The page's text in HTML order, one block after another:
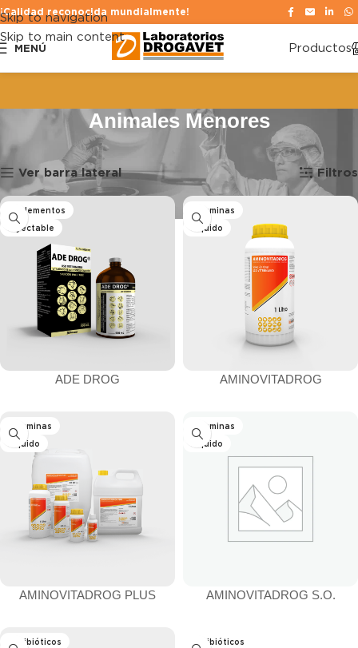
Skip to navigation
Skip to main content
¡Calidad reconocida mundialmente!
MENÚ Productos
Animales Menores
Inicio Animales Menores Mostrando 1–24 de 39 resultados
Ver barra lateral Filtros
Suplementos
Inyectable
ADE DROG
Vitaminas
Líquido
AMINOVITADROG
Vitaminas
Líquido
AMINOVITADROG PLUS
Vitaminas
Líquido
AMINOVITADROG S.O.
Antibióticos
Antibióticos